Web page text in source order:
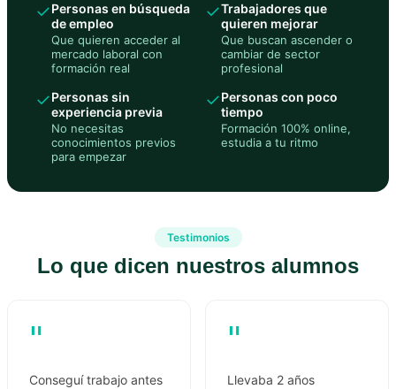
✓Personas en búsqueda
de empleo
Que quieren acceder al
mercado laboral con
formación real
✓Trabajadores que
quieren mejorar
Que buscan ascender o
cambiar de sector
profesional
✓Personas sin
experiencia previa
No necesitas
conocimientos previos
para empezar
✓Personas con poco
tiempo
Formación 100% online,
estudia a tu ritmo
Testimonios
Lo que dicen nuestros alumnos
"
Conseguí trabajo antes
"
Llevaba 2 años